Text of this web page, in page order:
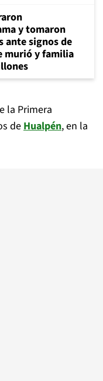
y tomaron
ante signos de
murió y familia
la Primera
deHualpén, en la